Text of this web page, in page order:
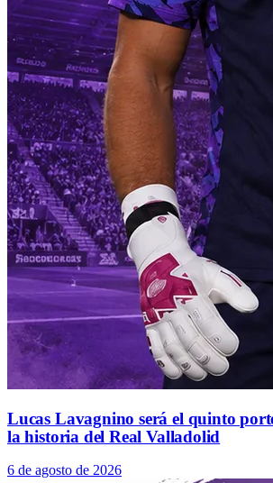
Lucas Lavagnino será el quinto
la historia del Real Valladolid
6 de agosto de 2026